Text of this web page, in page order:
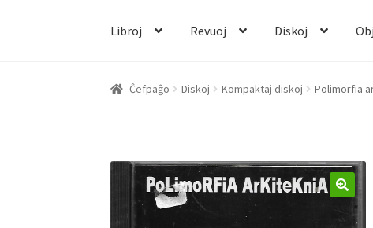
Libroj Revuoj Diskoj
Ĉefpaĝo Diskoj Kompaktaj diskoj Polimorfia